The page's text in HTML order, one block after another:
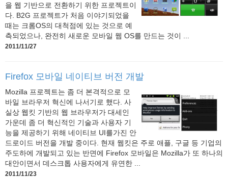
을 웹 기반으로 전환하기 위한 프로젝트이
다. B2G 프로젝트가 처음 이야기되었을
때는 크롬OS의 대척점에 있는 것으로 예
측되었으나, 완전히 새로운 모바일 웹 OS를 만드는 것이 ...
2011/11/27
Firefox 모바일 네이티브 버전 개발
Mozilla 프로젝트는 좀 더 본격적으로 모
바일 브라우저 혁신에 나서기로 했다. 사
실상 웹킷 기반의 웹 브라우저가 대세인
가운데 좀 더 혁신적인 기술과 사용자 기
능을 제공하기 위해 네이티브 UI를가진 안
드로이드 버전을 개발 중이다. 현재 웹킷은 주로 애플, 구글 등 기업의
주도하에 개발되고 있는 반면에 Firefox 모바일은 Mozilla가 또 하나의
대안이면서 데스크톱 사용자에게 유연한 ...
2011/11/23